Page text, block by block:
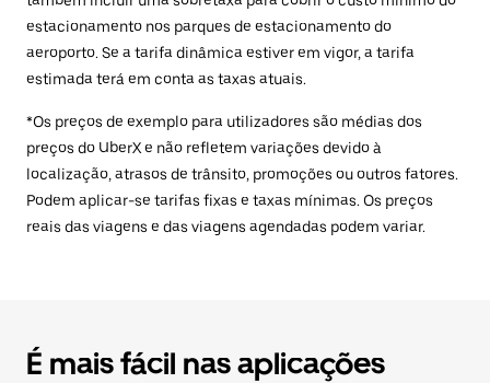
estacionamento nos parques de estacionamento do
aeroporto. Se a tarifa dinâmica estiver em vigor, a tarifa
estimada terá em conta as taxas atuais.
*Os preços de exemplo para utilizadores são médias dos
preços do UberX e não refletem variações devido à
localização, atrasos de trânsito, promoções ou outros fatores.
Podem aplicar-se tarifas fixas e taxas mínimas. Os preços
reais das viagens e das viagens agendadas podem variar.
É mais fácil nas aplicações